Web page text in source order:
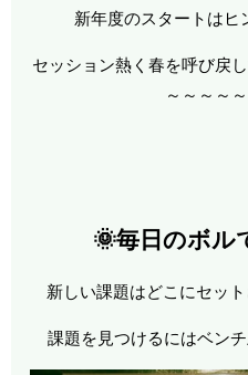
新年度のスタートはヒ
セッション熱く春を呼び戻
～～～～
🌞毎日のボル
新しい課題はどこにセッ
課題を見つけるにはベン